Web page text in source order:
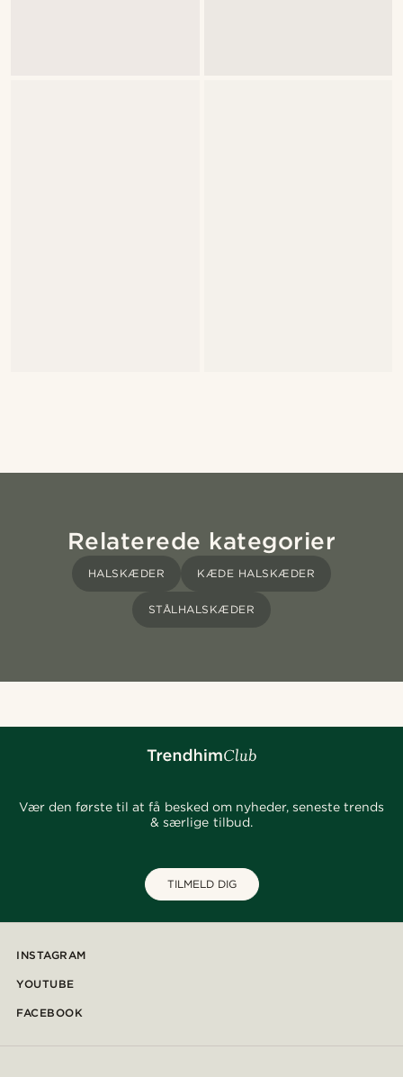
Relaterede kategorier
HALSKÆDER KÆDE HALSKÆDER
STÅLHALSKÆDER
Vær den første til at få besked om nyheder, seneste trends
& særlige tilbud.
TILMELD DIG
INSTAGRAM
YOUTUBE
FACEBOOK